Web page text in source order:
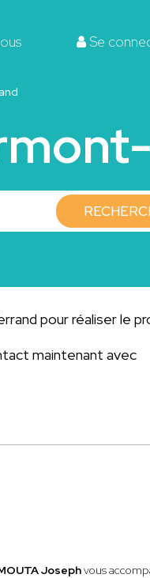
Se
pour réaliser le
maintenant avec
Josephvous